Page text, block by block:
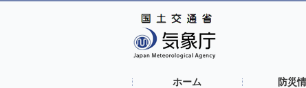
ホーム 防災